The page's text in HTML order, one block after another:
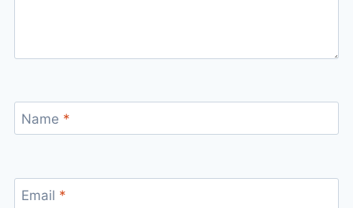
Name *
Email *